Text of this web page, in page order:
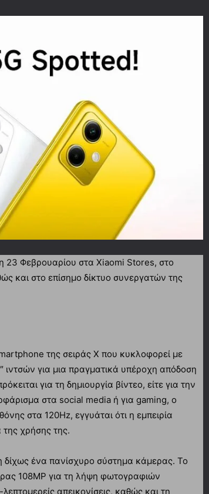
23 Φεβρουαρίου στα Xiaomi Stores, στο
και στο επίσημο δίκτυο συνεργατών της
της σειράς Χ που κυκλοφορεί με
ιντσών για μια πραγματικά υπέροχη απόδοση
για τη δημιουργία βίντεο, είτε για την
στα social media ή για gaming, ο
στα 120Hz, εγγυάται ότι η εμπειρία
χρήσης της.
ένα πανίσχυρο σύστημα κάμερας. Το
108ΜΡ για τη λήψη φωτογραφιών
απεικονίσεις, καθώς και τη